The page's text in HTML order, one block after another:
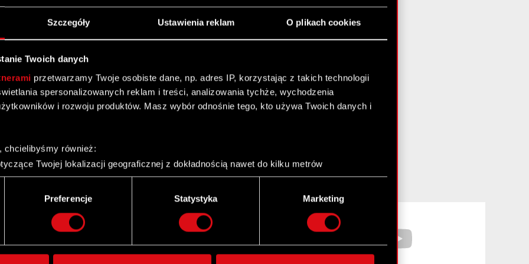
Szczegóły Ustawienia reklam O plikach cookies
Twoich danych
przetwarzamy Twoje osobiste dane, np. adres IP, korzystając z takich technologii
spersonalizowanych reklam i treści, analizowania tychże, wychodzenia
i rozwoju produktów. Masz wybór odnośnie tego, kto używa Twoich danych i
chcielibyśmy również:
Twojej lokalizacji geograficznej z dokładnością nawet do kilku metrów
urządzenie, aktywnie analizując charakteryzującego je zbiory danych (fingerprinting,
tego, jak Twoje osobiste dane są przetwarzane oraz ustaw własne preferencje w
cookie możesz zmienić lub wycofać swoją zgodę w dowolnej chwili.
do spersonalizowania treści i reklam, aby oferować funkcje społecznościowe i
Preferencje Statystyka Marketing
raportów okresowych w 2019 roku Zarząd
Jagiellońskiej 74 („Spółka”) zgodnie z § 80 ust. 1
w 2019 roku
Facebook